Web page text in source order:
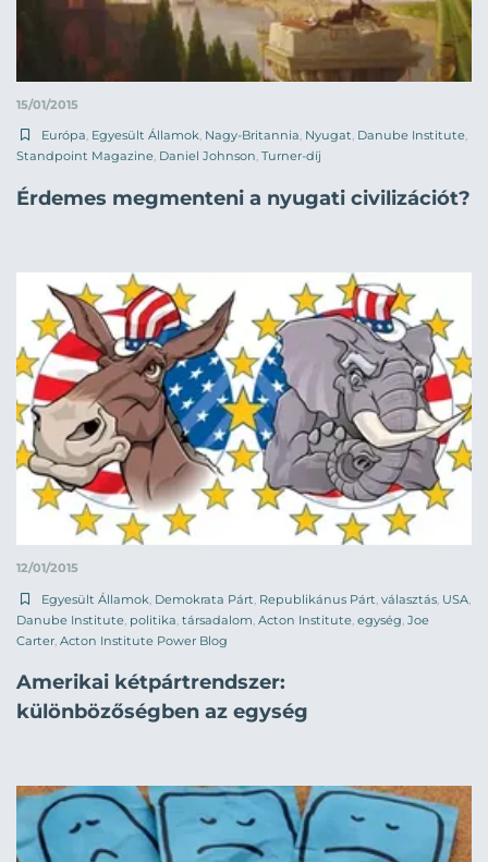
15/01/2015
Európa, Egyesült Államok, Nagy-Britannia, Nyugat, Danube Institute,
Standpoint Magazine, Daniel Johnson, Turner-díj
Érdemes megmenteni a nyugati civilizációt?
12/01/2015
Egyesült Államok Demokrata Párt Republikánus Párt választás USA
Danube Institute politika társadalom Acton Institute egység Joe
Carter Acton Institute Power Blog
Amerikai kétpártrendszer:
különbözőségben az egység